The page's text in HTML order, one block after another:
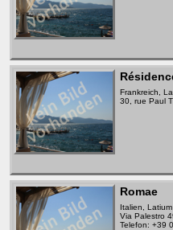
Frankreich,
30, rue Paul
Romae
Italien, Latium
Via Palestro
Telefon: +39